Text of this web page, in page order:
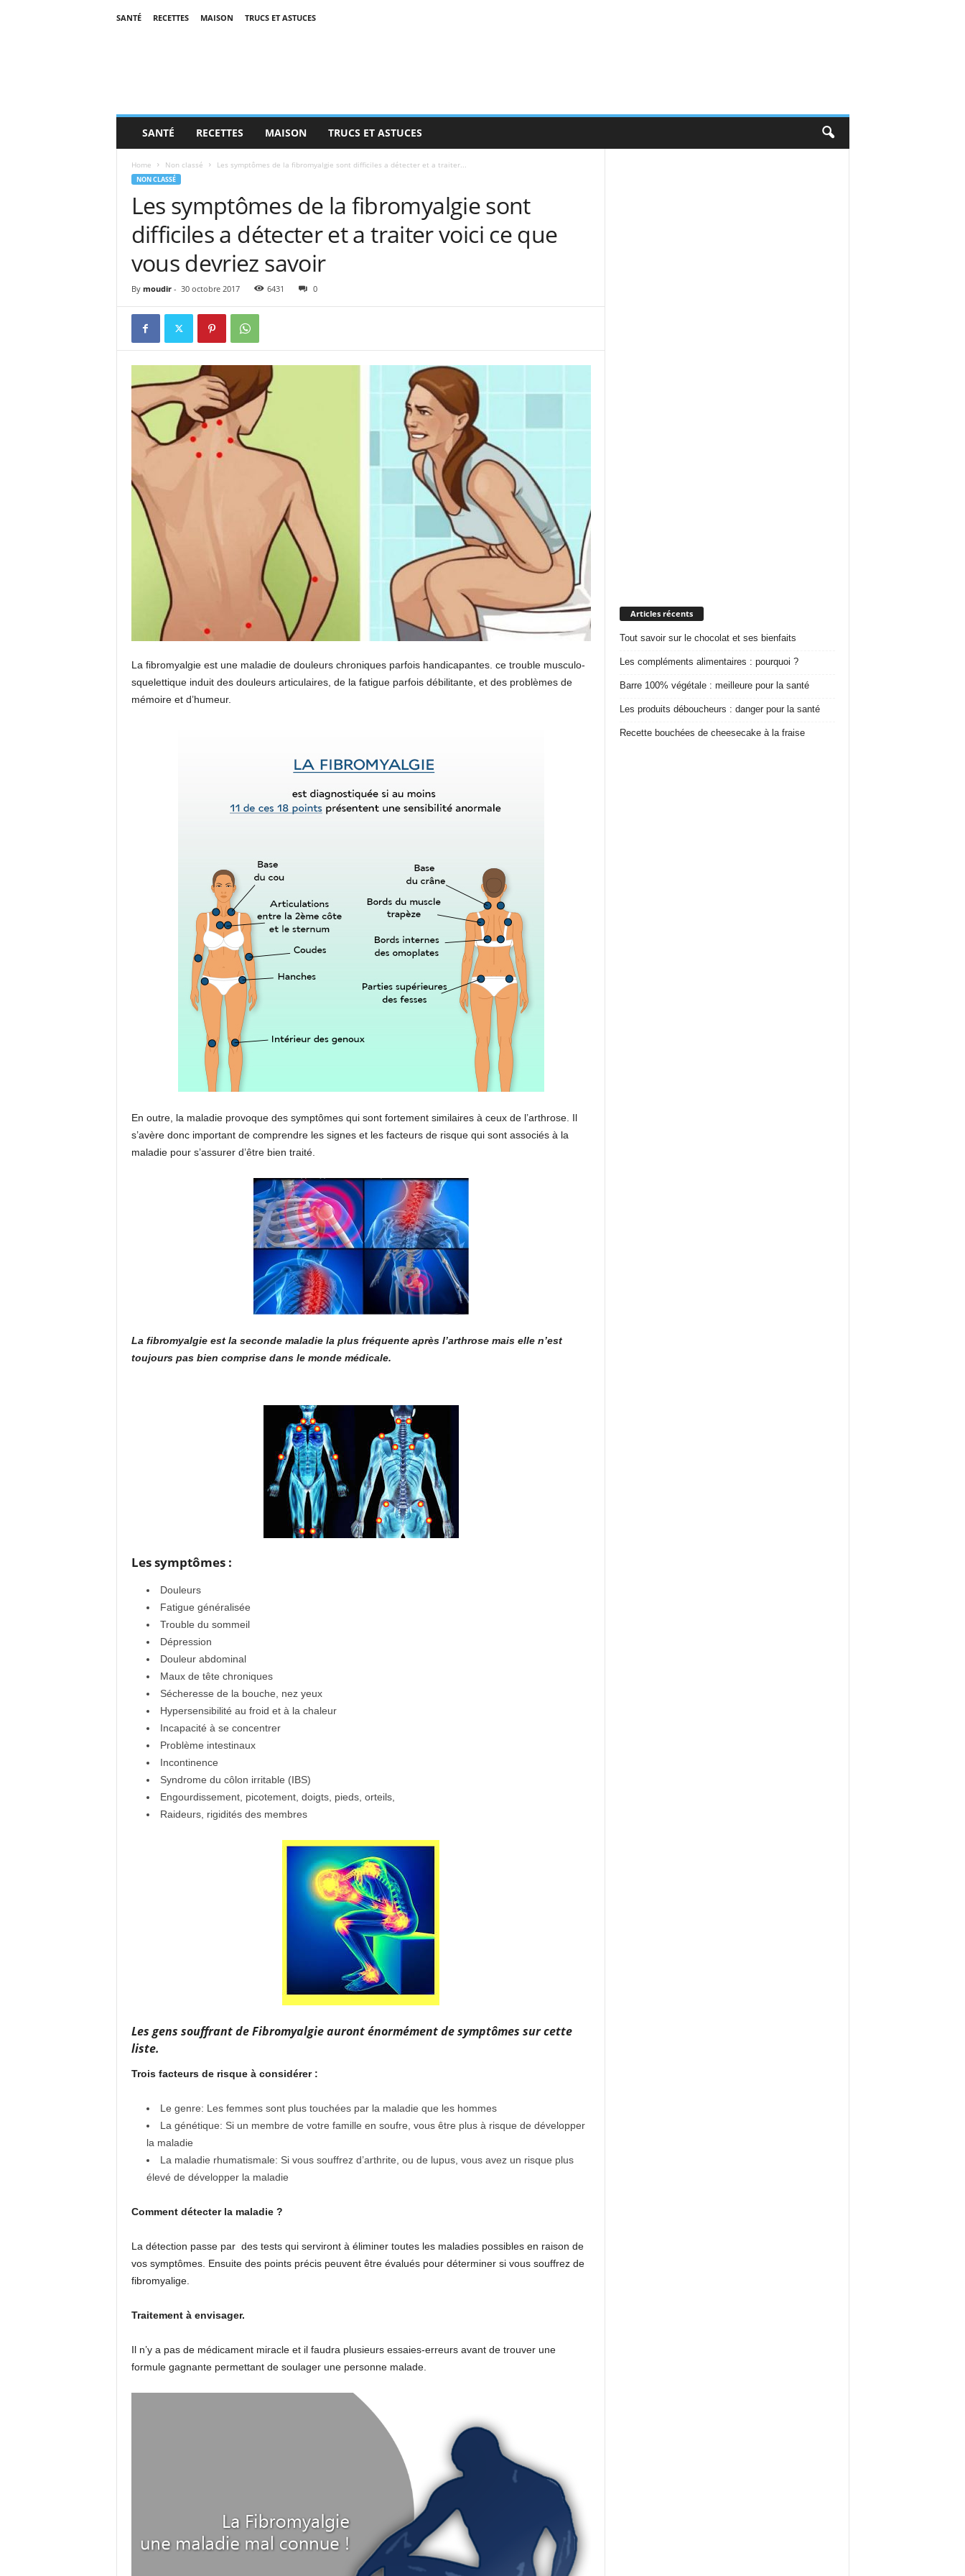
SANTÉ RECETTES MAISON TRUCS ET ASTUCES
SANTÉ RECETTES MAISON TRUCS ET ASTUCES
Home Non classé Les symptômes de la fibromyalgie sont difficiles a détecter et a traiter...
NON CLASSÉ
Les symptômes de la fibromyalgie sont
difficiles a détecter et a traiter voici ce que
vous devriez savoir
By moudir- 30 octobre 2017 6431 0
La fibromyalgie est une maladie de douleurs chroniques parfois handicapantes. ce trouble musculo-
squelettique induit des douleurs articulaires, de la fatigue parfois débilitante, et des problèmes de
mémoire et d’humeur.
En outre, la maladie provoque des symptômes qui sont fortement similaires à ceux de l’arthrose. Il
s’avère donc important de comprendre les signes et les facteurs de risque qui sont associés à la
maladie pour s’assurer d’être bien traité.
La fibromyalgie est la seconde maladie la plus fréquente après l’arthrose mais elle n’est
toujours pas bien comprise dans le monde médicale.
Les symptômes :
Douleurs
Fatigue généralisée
Trouble du sommeil
Dépression
Douleur abdominal
Maux de tête chroniques
Sécheresse de la bouche, nez yeux
Hypersensibilité au froid et à la chaleur
Incapacité à se concentrer
Problème intestinaux
Incontinence
Syndrome du côlon irritable (IBS)
Engourdissement, picotement, doigts, pieds, orteils,
Raideurs, rigidités des membres
Les gens souffrant deFibromyalgie auront énormément de symptômes sur cette
liste.
Trois facteurs de risque à considérer :
Le genre: Les femmes sont plus touchées par la maladie que les hommes
La génétique: Si un membre de votre famille en soufre, vous être plus à risque de développer
la maladie
La maladie rhumatismale: Si vous souffrez d’arthrite, ou de lupus, vous avez un risque plus
élevé de développer la maladie
Comment détecter la maladie ?
La détection passe par des tests qui serviront à éliminer toutes les maladies possibles en raison de
vos symptômes. Ensuite des points précis peuvent être évalués pour déterminer si vous souffrez de
fibromyalige.
Traitement à envisager.
Il n’y a pas de médicament miracle et il faudra plusieurs essaies-erreurs avant de trouver une
formule gagnante permettant de soulager une personne malade.
Articles récents
Tout savoir sur le chocolat et ses bienfaits
Les compléments alimentaires : pourquoi ?
Barre 100% végétale : meilleure pour la santé
Les produits déboucheurs : danger pour la santé
Recette bouchées de cheesecake à la fraise